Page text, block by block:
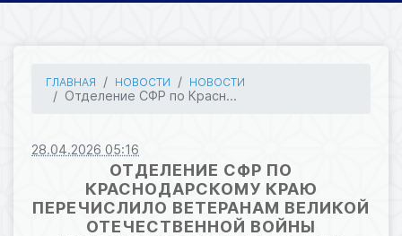
ГЛАВНАЯ НОВОСТИ НОВОСТИ
Отделение СФР по Красн...
28.04.2026 05:16
ОТДЕЛЕНИЕ СФР ПО
КРАСНОДАРСКОМУ КРАЮ
ПЕРЕЧИСЛИЛО ВЕТЕРАНАМ ВЕЛИКОЙ
ОТЕЧЕСТВЕННОЙ ВОЙНЫ